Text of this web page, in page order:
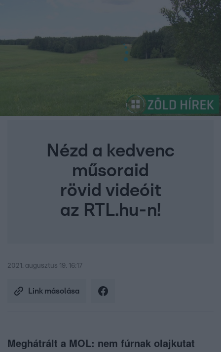
Nézd a kedvenc
műsoraid
rövid videóit
az RTL.hu-n!
2021. augusztus 19. 16:17
Link másolása
Meghátrált a MOL: nem fúrnak olajkutat